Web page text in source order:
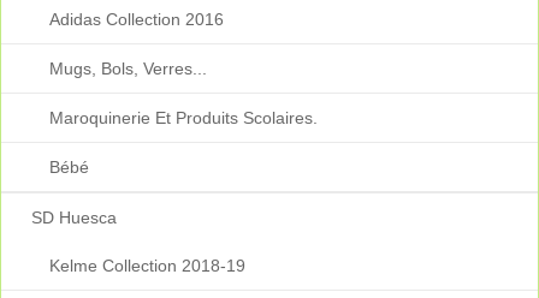
Adidas Collection 2016
Mugs, Bols, Verres...
Maroquinerie Et Produits Scolaires.
Bébé
SD Huesca
Kelme Collection 2018-19